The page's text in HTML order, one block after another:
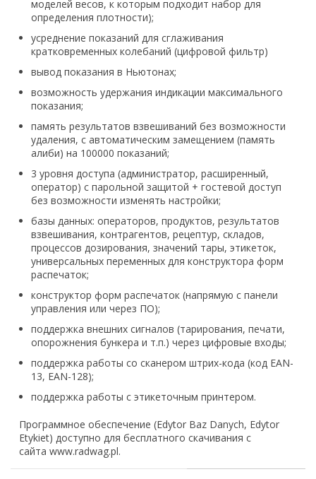
моделей весов, к которым подходит набор для
определения плотности);
усреднение показаний для сглаживания
кратковременных колебаний (цифровой фильтр)
вывод показания в Ньютонах;
возможность удержания индикации максимального
показания;
память результатов взвешиваний без возможности
удаления, с автоматическим замещением (память
алиби) на 100000 показаний;
3 уровня доступа (администратор, расширенный,
оператор) с парольной защитой + гостевой доступ
без возможности изменять настройки;
базы данных: операторов, продуктов, результатов
взвешивания, контрагентов, рецептур, складов,
процессов дозирования, значений тары, этикеток,
универсальных переменных для конструктора форм
распечаток;
конструктор форм распечаток (напрямую с панели
управления или через ПО);
поддержка внешних сигналов (тарирования, печати,
опорожнения бункера и т.п.) через цифровые входы;
поддержка работы со сканером штрих-кода (код EAN-
13, EAN-128);
поддержка работы с этикеточным принтером.
Программное обеспечение (Edytor Baz Danych, Edytor
Etykiet) доступно для бесплатного скачивания с
сайта www.radwag.pl.